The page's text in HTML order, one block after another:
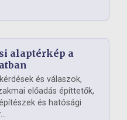
alaptérkép a
és válaszok,
előadás építtetők,
és hatósági